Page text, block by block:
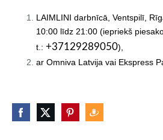
LAIMLINI darbnīcā, Ventspilī,
10:00 līdz 21:00 (iepriekš
t.: +37129289050),
ar Omniva Latvija vai Ekspress